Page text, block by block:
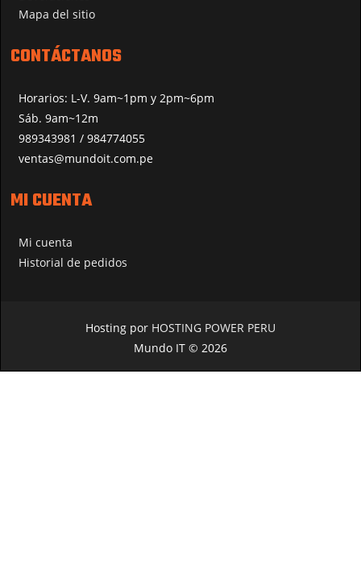
Mapa del sitio
CONTÁCTANOS
Horarios: L-V. 9am~1pm y 2pm~6pm
Sáb. 9am~12m
989343981 / 984774055
ventas@mundoit.com.pe
MI CUENTA
Mi cuenta
Historial de pedidos
Hosting por HOSTING POWER PERU
Mundo IT © 2026